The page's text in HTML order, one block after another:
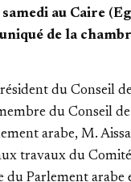
au Caire
de la
du Conseil
du Conseil
arabe, M.
travaux du
du Parlement arabe